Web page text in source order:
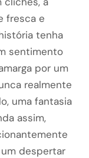
fresca e
tenha
sentimento
por um
realmente
uma fantasia
assim,
despertar